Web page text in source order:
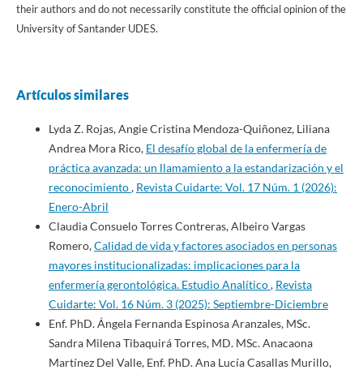
their authors and do not necessarily constitute the official opinion of the
University of Santander UDES.
Artículos similares
Lyda Z. Rojas, Angie Cristina Mendoza-Quiñonez, Liliana
Andrea Mora Rico, El desafío global de la enfermería de
práctica avanzada: un llamamiento a la estandarización y el
reconocimiento, Revista Cuidarte: Vol. 17 Núm. 1 (2026):
Enero-Abril
Claudia Consuelo Torres Contreras, Albeiro Vargas
Romero,Calidad de vida y factores asociados en personas
mayores institucionalizadas: implicaciones para la
enfermería gerontológica. Estudio Analítico, Revista
Cuidarte: Vol. 16 Núm. 3 (2025): Septiembre-Diciembre
Enf. PhD. Ángela Fernanda Espinosa Aranzales, MSc.
Sandra Milena Tibaquirá Torres, MD. MSc. Anacaona
Martínez Del Valle, Enf. PhD. Ana Lucía Casallas Murillo,